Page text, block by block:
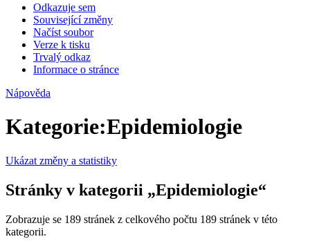
Odkazuje sem
Související změny
Načíst soubor
Verze k tisku
Trvalý odkaz
Informace o stránce
Nápověda
Kategorie:Epidemiologie
Ukázat změny a statistiky
Stránky v kategorii „Epidemiologie“
Zobrazuje se 189 stránek z celkového počtu 189 stránek v této
kategorii.